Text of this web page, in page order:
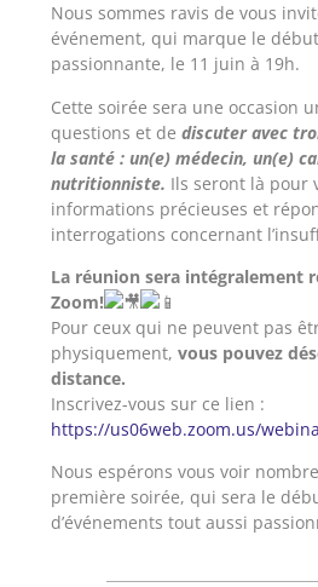
Nous sommes ravis de vous
événement, qui marque le
passionnante, le 11 juin à 19h.
Cette soirée sera une occasion
questions et de discuter avec
la santé : un(e) médecin, un(e)
nutritionniste. Ils seront là pour
informations précieuses et
interrogations concernant
La réunion sera intégralement
Zoom!
Pour ceux qui ne peuvent pas
physiquement, vous pouvez
distance.
Inscrivez-vous sur ce lien :
https://us06web.zoom.us/
Nous espérons vous voir
première soirée, qui sera le
d’événements tout aussi